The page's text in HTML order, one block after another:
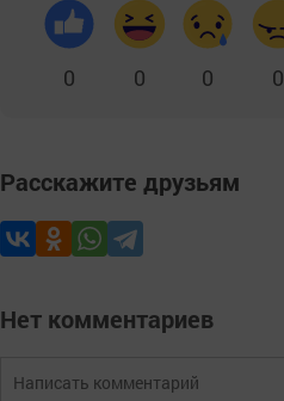
0 0 0 0
Расскажите друзьям
Нет комментариев